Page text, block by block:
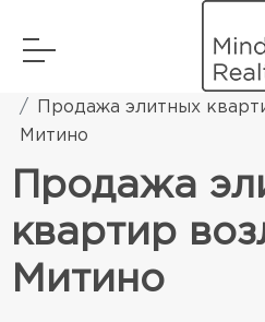
Элитная жилая
Продажа элитных
Митино
Продажа
квартир
Митино